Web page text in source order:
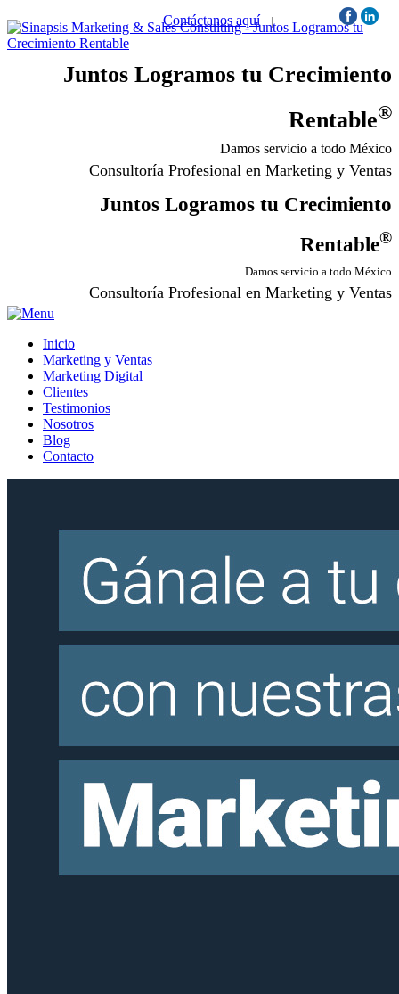
Contáctanos aquí | Síguenos:
Juntos Logramos tu Crecimiento
Rentable®
Damos servicio a todo México
Consultoría Profesional en Marketing y Ventas
Juntos Logramos tu Crecimiento
Rentable®
Damos servicio a todo México
Consultoría Profesional en Marketing y Ventas
Inicio
Marketing y Ventas
Marketing Digital
Clientes
Testimonios
Nosotros
Blog
Contacto